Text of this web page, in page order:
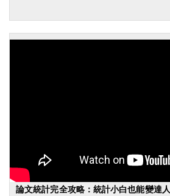
論文統計完全攻略：統計小白也能變達